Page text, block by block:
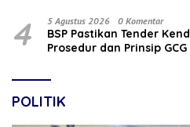
4 5 Agustus 2026 0 Komentar
BSP Pastikan Tender
Prosedur dan Prinsip GCG
POLITIK